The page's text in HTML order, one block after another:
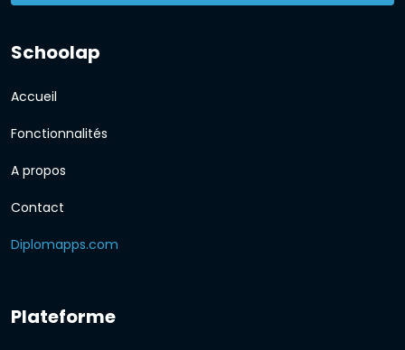
Schoolap
Accueil
Fonctionnalités
A propos
Contact
Diplomapps.com
Plateforme